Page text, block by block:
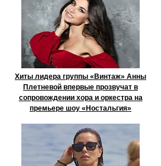
Хиты лидера группы «Винтаж» Анны
Плетневой впервые прозвучат в
сопровождении хора и оркестра на
премьере шоу «Ностальгия»